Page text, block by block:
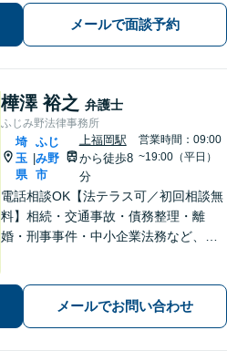
題】検討段階、協議から訴訟まで。あ
らゆるフェーズに対応【上尾駅7分】
メールで面談予約
樺澤 裕之 弁護士
ふじみ野法律事務所
埼
玉
県
ふじ
み野
市
上福岡駅
から徒歩8
分
営業時間：09:00
~19:00（平日）
電話相談OK【法テラス可／初回相談無
料】相続・交通事故・債務整理・離
婚・刑事事件・中小企業法務など、お
へと導きます【休日夜間対応】【上福
岡駅8分】【駐車場あり】
メールでお問い合わせ